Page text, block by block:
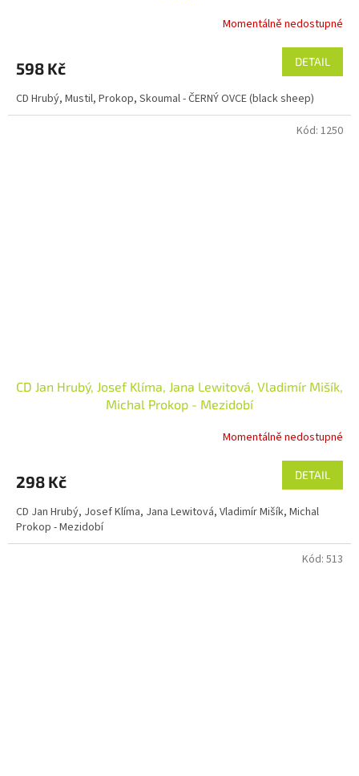
Momentálně nedostupné
598 Kč DETAIL
CD Hrubý, Mustil, Prokop, Skoumal - ČERNÝ OVCE (black sheep)
CD Jan Hrubý, Josef Klíma, Jana Lewitová, Vladimír Mišík,
Michal Prokop - Mezidobí
Momentálně nedostupné
298 Kč DETAIL
CD Jan Hrubý, Josef Klíma, Jana Lewitová, Vladimír Mišík, Michal
Prokop - Mezidobí
Kód: 1250
Kód: 513